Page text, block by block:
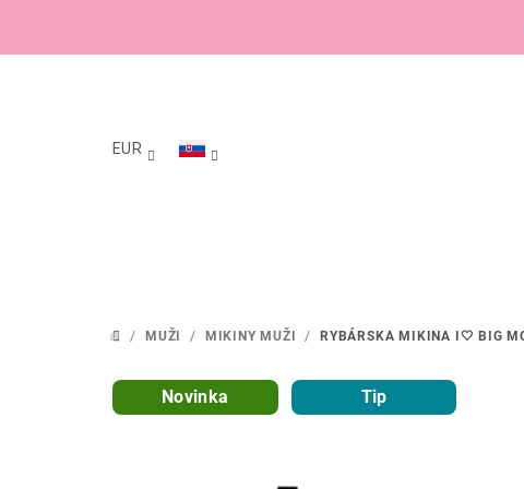
EUR
DOMOV
/ MUŽI / MIKINY MUŽI / RYBÁRSKA MIKINA I🤍 BIG
Novinka Tip